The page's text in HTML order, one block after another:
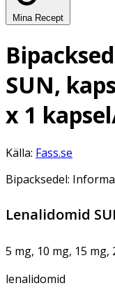
Mina Recept
SUN,
x 1
Källa: Fass.se
Bipacksedel:
Lenalidomid
5 mg, 10 mg, 15
lenalidomid